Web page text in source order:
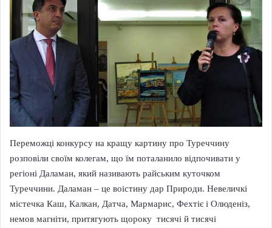
Переможці конкурсу на кращу картину про Туреччину
розповіли своїм колегам, що їм поталанило відпочивати у
регіоні Даламан, який називають райським куточком
Туреччини. Даламан – це воістину дар Природи. Невеличкі
містечка Каш, Калкан, Датча, Мармарис, Фехтіє і Олюденіз,
немов магніти, притягують щороку тисячі й тисячі